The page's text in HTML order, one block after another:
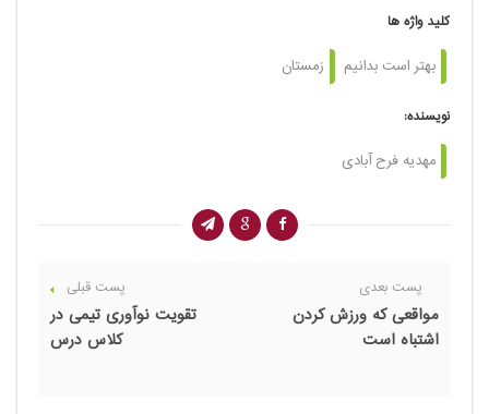
کلید واژه ها
بهتر است بدانیم زمستان
نویسنده:
مهدیه فرح آبادی
پست قبلی
تقویت نوآوری تیمی در
کلاس درس
پست بعدی
مواقعی که ورزش کردن
اشتباه است